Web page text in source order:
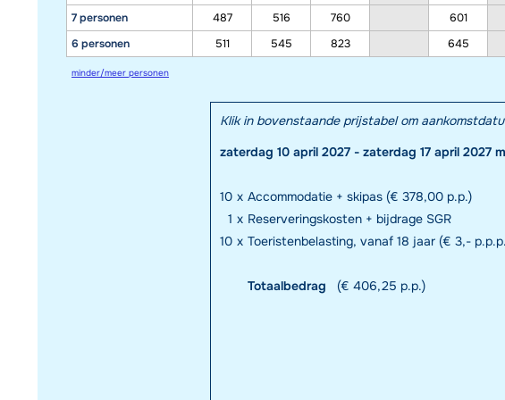
7 personen
6 personen
487
516 760 601
511
545 823 645
minder/meer personen
Klik in bovenstaande prijstabel om
zaterdag 10 april 2027 - zaterdag 17 april 2027
10 x Accommodatie + skipas (€ 378,00 p.p.)
1 x Reserveringskosten + bijdrage SGR
10 x Toeristenbelasting, vanaf 18 jaar (€ 3,-
Totaalbedrag (€ 406,25 p.p.)